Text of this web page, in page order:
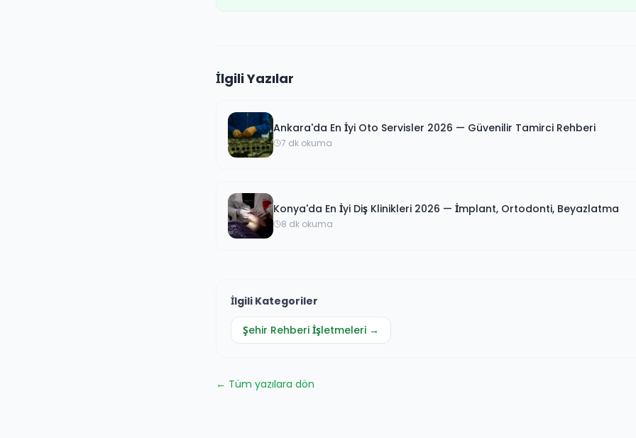
İlgili Yazılar
Ankara'da En İyi Oto Servisler 2026 — Güvenilir Tamirci Rehberi
7 dk okuma
Konya'da En İyi Diş Klinikleri 2026 — İmplant, Ortodonti, Beyazlatma
8 dk okuma
İlgili Kategoriler
Şehir Rehberi İşletmeleri →
← Tüm yazılara dön